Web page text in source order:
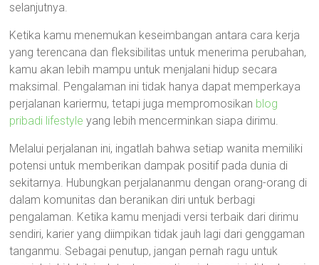
selanjutnya.
Ketika kamu menemukan keseimbangan antara cara kerja
yang terencana dan fleksibilitas untuk menerima perubahan,
kamu akan lebih mampu untuk menjalani hidup secara
maksimal. Pengalaman ini tidak hanya dapat memperkaya
perjalanan kariermu, tetapi juga mempromosikan blog
pribadi lifestyle yang lebih mencerminkan siapa dirimu.
Melalui perjalanan ini, ingatlah bahwa setiap wanita memiliki
potensi untuk memberikan dampak positif pada dunia di
sekitarnya. Hubungkan perjalananmu dengan orang-orang di
dalam komunitas dan beranikan diri untuk berbagi
pengalaman. Ketika kamu menjadi versi terbaik dari dirimu
sendiri, karier yang diimpikan tidak jauh lagi dari genggaman
tanganmu. Sebagai penutup, jangan pernah ragu untuk